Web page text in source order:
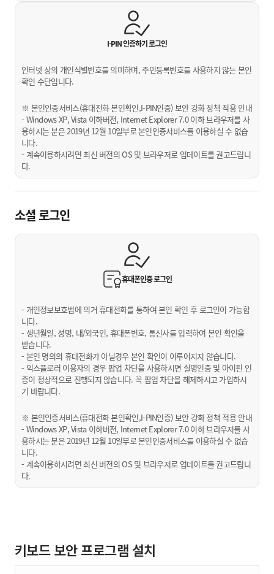
I-PIN 인증하기로그인
인터넷 상의 개인식별번호를 의미하며, 주민등록번호를 사용하지 않는 본인
확인 수단입니다.
※ 본인인증서비스(휴대전화 본인확인,I-PIN인증) 보안 강화 정책 적용 안내
- Windows XP, Vista 이하버전, Internet Explorer 7.0 이하 브라우저를 사
용하시는 분은 2019년 12월 10일부로 본인인증서비스를 이용하실 수 없습
니다.
- 계속이용하시려면 최신 버전의 OS 및 브라우저로 업데이트를 권고드립니
다.
소셜 로그인
휴대폰인증로그인
- 개인정보보호법에 의거 휴대전화를 통하여 본인 확인 후 로그인이 가능합
니다.
- 생년월일, 성명, 내/외국인, 휴대폰번호, 통신사를 입력하여 본인 확인을
받습니다.
- 본인 명의의 휴대전화가 아닐경우 본인 확인이 이루어지지 않습니다.
- 익스플로러 이용자의 경우 팝업 차단을 사용하시면 실명인증 및 아이핀 인
증이 정상적으로 진행되지 않습니다. 꼭 팝업 차단을 해제하시고 가입하시
기 바랍니다.
※ 본인인증서비스(휴대전화 본인확인,I-PIN인증) 보안 강화 정책 적용 안내
- Windows XP, Vista 이하버전, Internet Explorer 7.0 이하 브라우저를 사
용하시는 분은 2019년 12월 10일부로 본인인증서비스를 이용하실 수 없습
니다.
- 계속이용하시려면 최신 버전의 OS 및 브라우저로 업데이트를 권고드립니
다.
키보드 보안 프로그램 설치